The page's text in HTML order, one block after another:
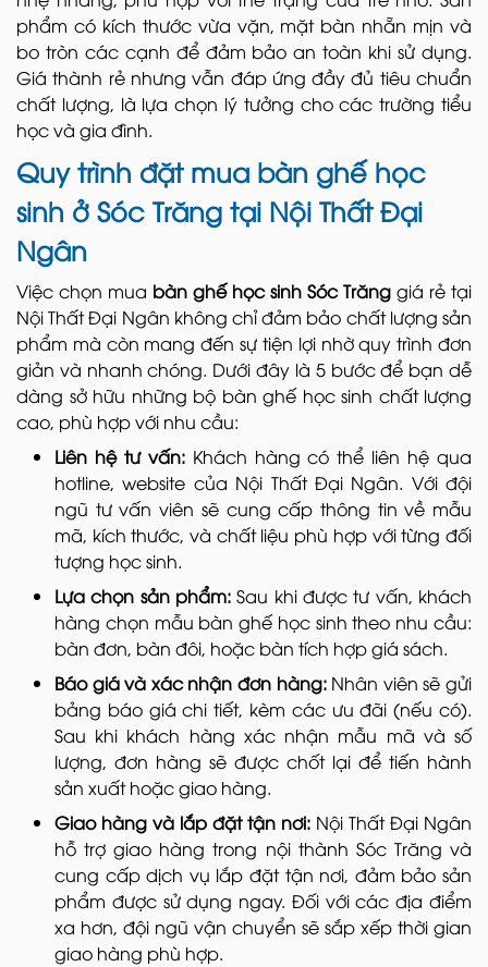
phẩm có kích thước vừa vặn, mặt bàn nhẵn mịn và
bo tròn các cạnh để đảm bảo an toàn khi sử dụng.
Giá thành rẻ nhưng vẫn đáp ứng đầy đủ tiêu chuẩn
chất lượng, là lựa chọn lý tưởng cho các trường tiểu
học và gia đình.
Quy trình đặt mua bàn ghế học
sinh ở Sóc Trăng tại Nội Thất Đại
Ngân
Việc chọn mua bàn ghế học sinh Sóc Trăng giá rẻ tại
Nội Thất Đại Ngân không chỉ đảm bảo chất lượng sản
phẩm mà còn mang đến sự tiện lợi nhờ quy trình đơn
giản và nhanh chóng. Dưới đây là 5 bước để bạn dễ
dàng sở hữu những bộ bàn ghế học sinh chất lượng
cao, phù hợp với nhu cầu:
Liên hệ tư vấn: Khách hàng có thể liên hệ qua
hotline, website của Nội Thất Đại Ngân. Với đội
ngũ tư vấn viên sẽ cung cấp thông tin về mẫu
mã, kích thước, và chất liệu phù hợp với từng đối
tượng học sinh.
Lựa chọn sản phẩm:Sau khi được tư vấn, khách
hàng chọn mẫu bàn ghế học sinh theo nhu cầu:
bàn đơn, bàn đôi, hoặc bàn tích hợp giá sách.
Báo giá và xác nhận đơn hàng:Nhân viên sẽ gửi
bảng báo giá chi tiết, kèm các ưu đãi (nếu có).
Sau khi khách hàng xác nhận mẫu mã và số
lượng, đơn hàng sẽ được chốt lại để tiến hành
sản xuất hoặc giao hàng.
Giao hàng và lắp đặt tận nơi: Nội Thất Đại Ngân
hỗ trợ giao hàng trong nội thành Sóc Trăng và
cung cấp dịch vụ lắp đặt tận nơi, đảm bảo sản
phẩm được sử dụng ngay. Đối với các địa điểm
xa hơn, đội ngũ vận chuyển sẽ sắp xếp thời gian
giao hàng phù hợp.